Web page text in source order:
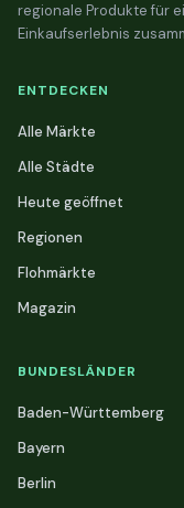
regionale Produkte für
Einkaufserlebnis
ENTDECKEN
Alle Märkte
Alle Städte
Heute geöffnet
Regionen
Flohmärkte
Magazin
BUNDESLÄNDER
Baden-Württemberg
Bayern
Berlin